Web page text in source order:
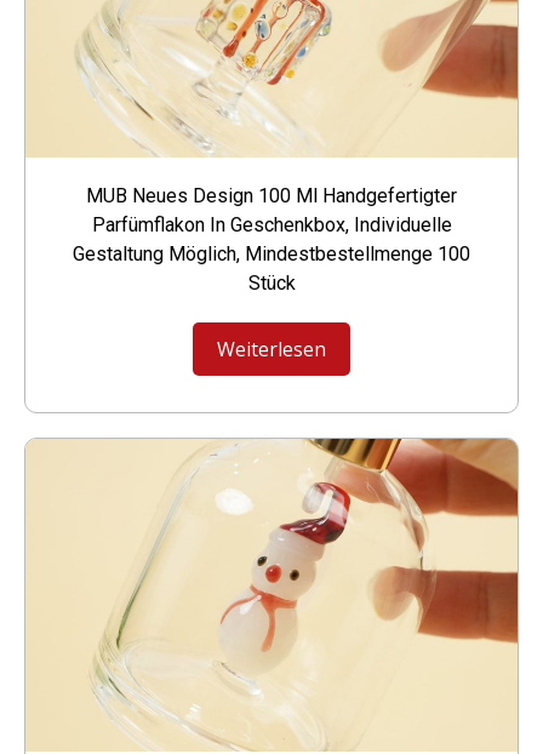
MUB Neues Design 100 Ml Handgefertigter
Parfümflakon In Geschenkbox, Individuelle
Gestaltung Möglich, Mindestbestellmenge 100
Stück
Weiterlesen